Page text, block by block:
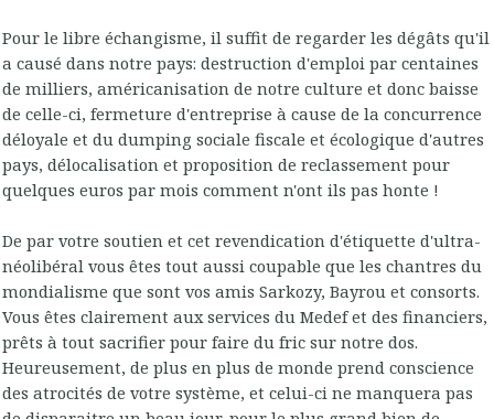
Pour le libre échangisme, il suffit de regarder les dégâts qu'il
a causé dans notre pays: destruction d'emploi par centaines
de milliers, américanisation de notre culture et donc baisse
de celle-ci, fermeture d'entreprise à cause de la concurrence
déloyale et du dumping sociale fiscale et écologique d'autres
pays, délocalisation et proposition de reclassement pour
quelques euros par mois comment n'ont ils pas honte !
De par votre soutien et cet revendication d'étiquette d'ultra-
néolibéral vous êtes tout aussi coupable que les chantres du
mondialisme que sont vos amis Sarkozy, Bayrou et consorts.
Vous êtes clairement aux services du Medef et des financiers,
prêts à tout sacrifier pour faire du fric sur notre dos.
Heureusement, de plus en plus de monde prend conscience
des atrocités de votre système, et celui-ci ne manquera pas